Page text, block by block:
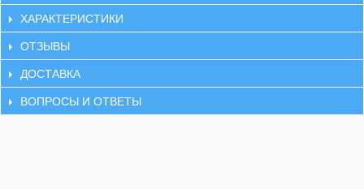
ХАРАКТЕРИСТИКИ
ОТЗЫВЫ
ДОСТАВКА
ВОПРОСЫ И ОТВЕТЫ